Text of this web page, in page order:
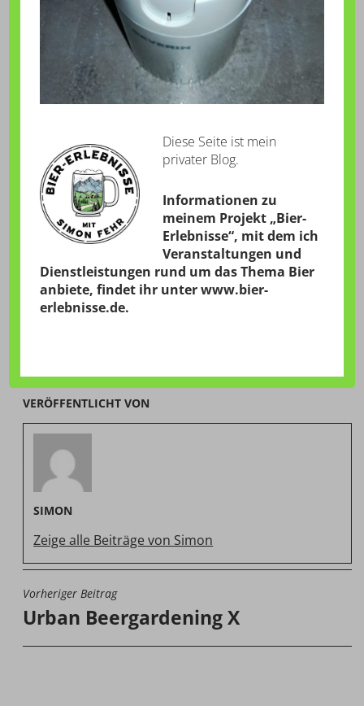
VERÖFFENTLICHT VON
SIMON
Zeige alle Beiträge von Simon
BEITRAGSNAVIGATION
Vorheriger Beitrag
Urban Beergardening X
Diese Seite ist mein
privater Blog.
Informationen zu
meinem Projekt „Bier-
Erlebnisse“, mit dem ich
Veranstaltungen und
Dienstleistungen rund um das Thema Bier
anbiete, findet ihr unterwww.bier-
erlebnisse.de.